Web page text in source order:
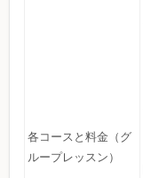
各コースと料金（グ
ループレッスン）